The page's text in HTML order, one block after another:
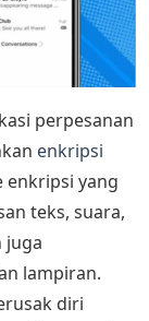
perpesanan
enkripsi
yang
teks, suara,
juga
lampiran.
diri